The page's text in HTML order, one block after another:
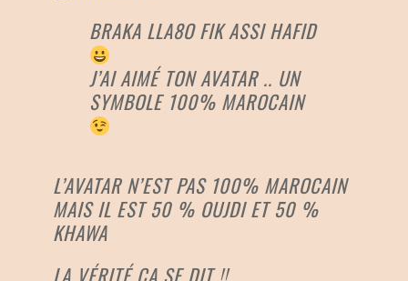
BRAKA LLA8O FIK ASSI HAFID
J’AI AIMÉ TON AVATAR .. UN
SYMBOLE 100% MAROCAIN
L’AVATAR N’EST PAS 100% MAROCAIN
MAIS IL EST 50 % OUJDI ET 50 %
KHAWA
LA VÉRITÉ ÇA SE DIT !!